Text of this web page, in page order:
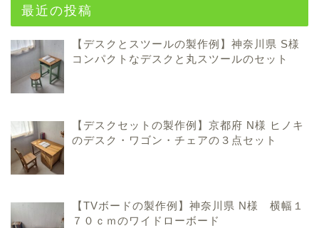
最近の投稿
【デスクとスツールの製作例】神奈川県 S様
コンパクトなデスクと丸スツールのセット
【デスクセットの製作例】京都府 N様 ヒノキ
のデスク・ワゴン・チェアの３点セット
【TVボードの製作例】神奈川県 N様 横幅１
７０ｃｍのワイドローボード